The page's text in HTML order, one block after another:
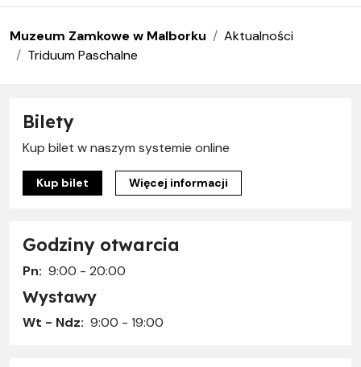
Muzeum Zamkowe w Malborku
Aktualności
Triduum Paschalne
Bilety
Kup bilet w naszym systemie online
Kup bilet Więcej informacji
Godziny otwarcia
Pn: 9:00 - 20:00
Wystawy
Wt - Ndz: 9:00 - 19:00